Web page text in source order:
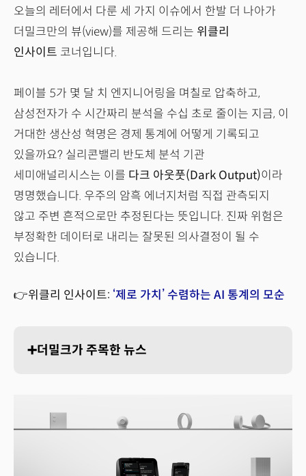
오늘의 레터에서 다룬 세 가지 이슈에서 한발 더 나아가
더밀크만의 뷰(view)를 제공해 드리는 위클리
인사이트 코너입니다.
페이블 5가 몇 달 치 엔지니어링을 며칠로 압축하고,
삼성전자가 수 시간짜리 분석을 수십 초로 줄이는 지금, 이
거대한 생산성 혁명은 경제 통계에 어떻게 기록되고
있을까요? 실리콘밸리 반도체 분석 기관
세미애널리시스는 이를 다크 아웃풋(Dark Output)이라
명명했습니다. 우주의 암흑 에너지처럼 직접 관측되지
않고 주변 흔적으로만 추정된다는 뜻입니다. 진짜 위험은
부정확한 데이터로 내리는 잘못된 의사결정이 될 수
있습니다.
👉위클리 인사이트: ‘제로 가치’ 수렴하는 AI 통계의 모순
➕더밀크가 주목한 뉴스